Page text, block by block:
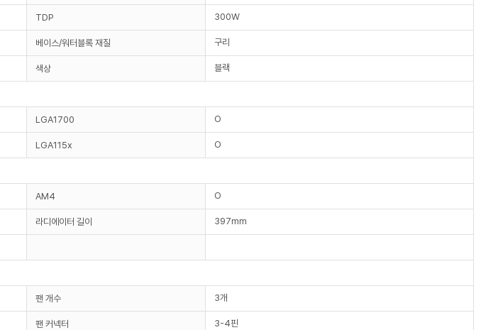
TDP 300W
베이스/워터블록 재질 구리
색상 블랙
LGA1700 O
LGA115x O
AM4 O
라디에이터 길이 397mm
팬 개수 3개
팬 커넥터 3-4핀